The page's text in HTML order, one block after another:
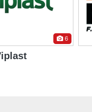
8
Engenharia